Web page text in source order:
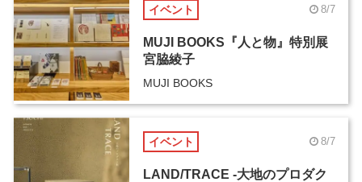
イベント 8/7
MUJI BOOKS『人と物』特別展
宮脇綾子
MUJI BOOKS
イベント 8/7
LAND/TRACE -大地のプロダク